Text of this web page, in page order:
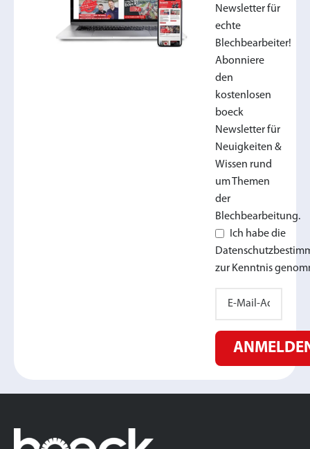
Newsletter für
echte
Blechbearbeiter!
Abonniere
den
kostenlosen
boeck
Newsletter für
Neuigkeiten &
Wissen rund
um Themen
der
Blechbearbeitung.
Ich habe die
zur Kenntnis